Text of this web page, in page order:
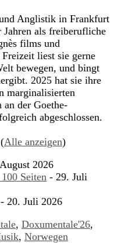
Anglistik in Frankfurt
als freiberufliche
films und
liest sie gerne
bewegen, und bingt
2025 hat sie ihre
marginalisierten
der Goethe-
abgeschlossen.
(Alle anzeigen)
2026
Seiten - 29. Juli
- 20. Juli 2026
, Doxumentale'26,
, Norwegen